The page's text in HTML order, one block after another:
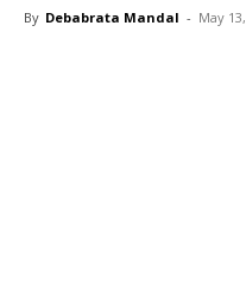
By Debabrata Mandal - May